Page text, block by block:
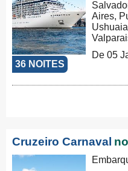
36 NOITES
Aires,
De 05
Cruzeiro Carnaval